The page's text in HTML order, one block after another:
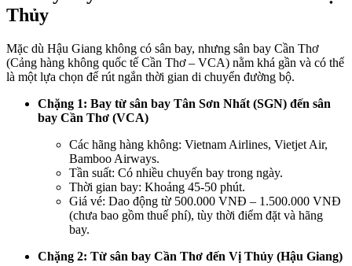
Thủy
Mặc dù Hậu Giang không có sân bay, nhưng sân bay Cần Thơ
(Cảng hàng không quốc tế Cần Thơ – VCA) nằm khá gần và có thể
là một lựa chọn để rút ngắn thời gian di chuyển đường bộ.
Chặng 1: Bay từ sân bay Tân Sơn Nhất (SGN) đến sân
bay Cần Thơ (VCA)
Các hãng hàng không: Vietnam Airlines, Vietjet Air,
Bamboo Airways.
Tần suất: Có nhiều chuyến bay trong ngày.
Thời gian bay: Khoảng 45-50 phút.
Giá vé: Dao động từ 500.000 VNĐ – 1.500.000 VNĐ
(chưa bao gồm thuế phí), tùy thời điểm đặt và hãng
bay.
Chặng 2: Từ sân bay Cần Thơ đến Vị Thủy (Hậu Giang)